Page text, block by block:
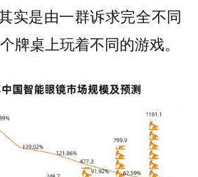
实是由一群诉求完全不同
牌桌上玩着不同的游戏。